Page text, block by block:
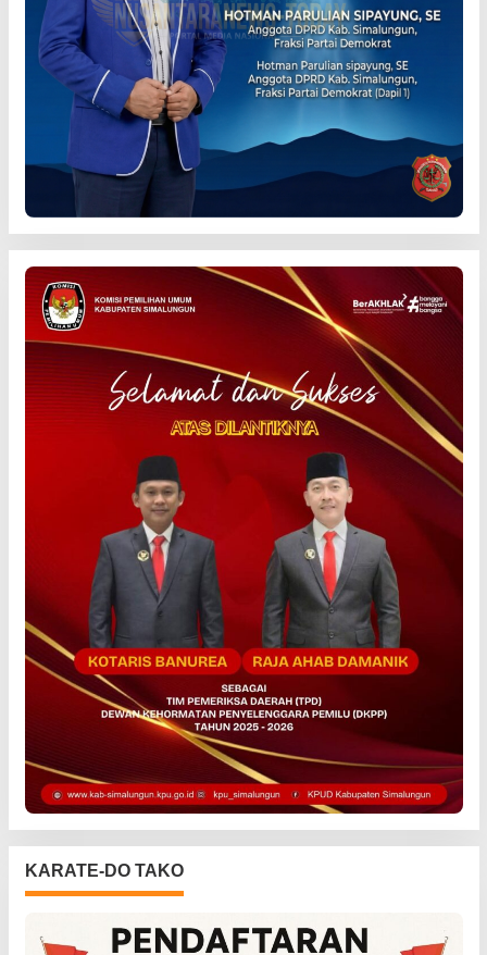
KARATE-DO TAKO